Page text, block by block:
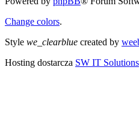
Change colors.
Style we_clearblue created by
Hosting dostarcza SW IT Solutions